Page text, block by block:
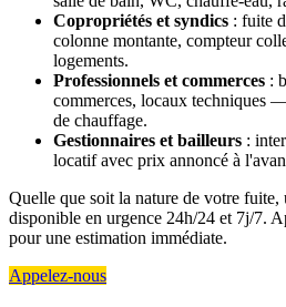
Copropriétés et syndics : fuite
colonne montante, compteur
logements.
Professionnels et commerces :
commerces, locaux techniques
de chauffage.
Gestionnaires et bailleurs :
locatif avec prix annoncé à
Quelle que soit la nature de votre fuite,
disponible en urgence 24h/24 et 7j/7.
pour une estimation immédiate.
Appelez-nous